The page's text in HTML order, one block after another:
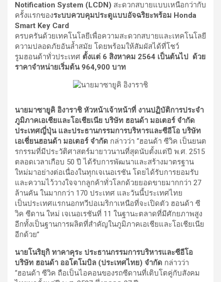
Notification System (LCDN) สะดวกสบายแบบเหนือกว่ากับ
ครั้งแรกของระบบควบคุมประตูแบบอัจฉริยะพร้อม Honda
Smart Key Card
ครบครันด้วยเทคโนโลยีเพื่อความสะดวกสบายและเทคโนโลยี
ความปลอดภัยอันล้ำสมัย โดยพร้อมให้สัมผัสได้ที่โชว์
รูมฮอนด้าทั่วประเทศ ตั้งแต่ 6 สิงหาคม 2564 เป็นต้นไป ด้วย
ราคาจำหน่ายเริ่มต้น 964,900 บาท
นายมาซายูคิ อิงาราชิ หัวหน้าเจ้าหน้าที่ งานปฏิบัติการประจำ
ภูมิภาคเอเชียและโอเชียเนีย บริษัท ฮอนด้า มอเตอร์ จำกัด
ประเทศญี่ปุ่น และประธานกรรมการบริหารและซีอีโอ บริษัท
เอเชี่ยนฮอนด้า มอเตอร์จำกัด กล่าวว่า “ฮอนด้า ซีวิค เป็นยนต
รกรรมที่มีประวัติศาสตร์มายาวนานที่สุดนับตั้งแต่ปี พ.ศ. 2515
ตลอดเวลาเกือบ 50 ปี ได้รับการพัฒนาและสร้างมาตรฐาน
ใหม่มาอย่างต่อเนื่องในทุกเจเนอเรชัน โดยได้รับการยอมรับ
และความไว้วางใจจากลูกค้าทั่วโลกด้วยยอดขายมากกว่า 27
ล้านคัน ในมากกว่า 170 ประเทศ และวันนี้ประเทศไทย
เป็นประเทศแรกนอกทวีปอเมริกาเหนือที่จะเปิดตัว ฮอนด้า ซี
วิค ซีดาน ใหม่ เจเนอเรชันที่ 11 ในฐานะตลาดที่มีศักยภาพสูง
อีกทั้งเป็นฐานการผลิตที่สำคัญในภูมิภาคเอเชียและโอเชียเนีย
อีกด้วย”
นายโนริยุกิ ทาคาคุระ ประธานกรรมการบริหารและซีอีโอ
บริษัท ฮอนด้า ออโตโมบิล (ประเทศไทย) จำกัด กล่าวว่า
“ฮอนด้า ซีวิค ถือเป็นไอคอนของรถซีดานที่เติบโตคู่กับสังคม